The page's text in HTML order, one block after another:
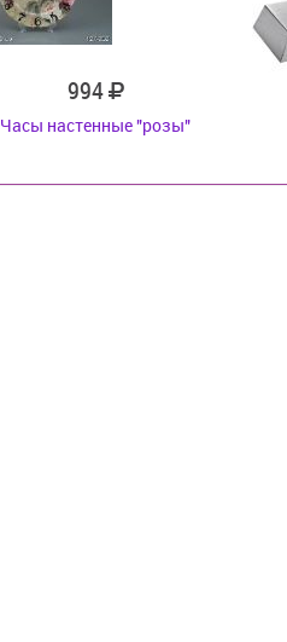
994
Часы настенные "розы"